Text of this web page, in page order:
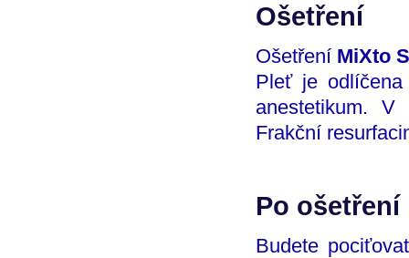
Ošetření
Ošetření MiXto
Pleť je
anestetikum. V
Frakční
Po ošetření
Budete